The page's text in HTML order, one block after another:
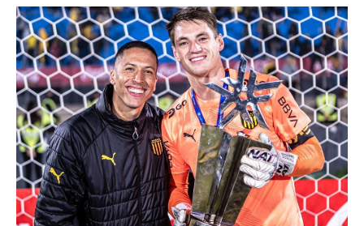
k
p
n